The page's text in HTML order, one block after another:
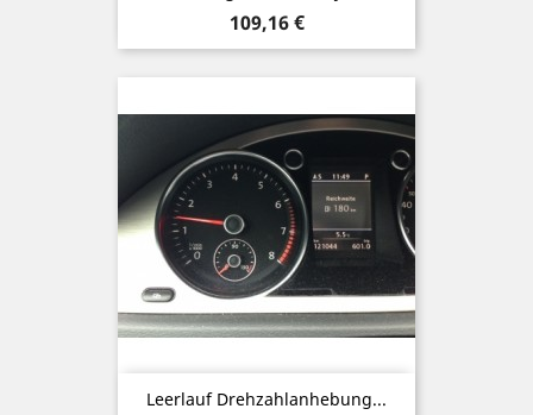
Preis
109,16 €
Leerlauf Drehzahlanhebung...